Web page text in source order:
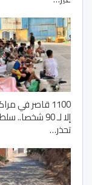
1100 قاصر في
إلا لـ 90
تحذر…